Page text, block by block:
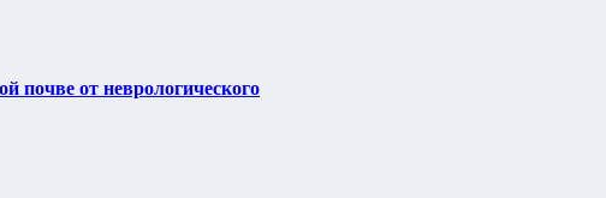
почве от неврологического